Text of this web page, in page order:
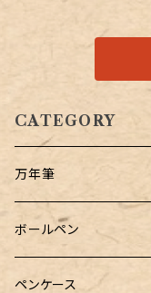
CATEGORY
万年筆
Pelikan（ペリカン）
PILOT（パイロット）
ボールペン
オリジナルボールペン
ペンケース